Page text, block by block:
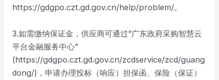
https://gdgpo.czt.gd.gov.cn/help/problem/。
3.如需缴纳保证金，供应商可通过”广东政府采购智慧云
平台金融服务中心”
(https://gdgpo.czt.gd.gov.cn/zcdservice/zcd/guang
dong/)，申请办理投标（响应）担保函、保险（保证）